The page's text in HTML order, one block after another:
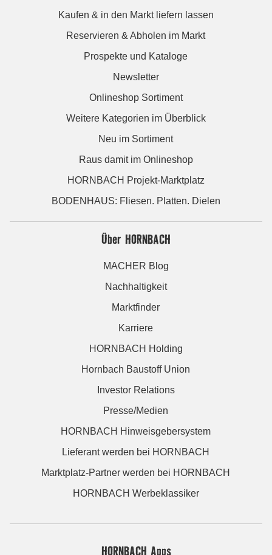
Kaufen & in den Markt liefern lassen
Reservieren & Abholen im Markt
Prospekte und Kataloge
Newsletter
Onlineshop Sortiment
Weitere Kategorien im Überblick
Neu im Sortiment
Raus damit im Onlineshop
HORNBACH Projekt-Marktplatz
BODENHAUS: Fliesen. Platten. Dielen
Über HORNBACH
MACHER Blog
Nachhaltigkeit
Marktfinder
Karriere
HORNBACH Holding
Hornbach Baustoff Union
Investor Relations
Presse/Medien
HORNBACH Hinweisgebersystem
Lieferant werden bei HORNBACH
Marktplatz-Partner werden bei HORNBACH
HORNBACH Werbeklassiker
HORNBACH Apps